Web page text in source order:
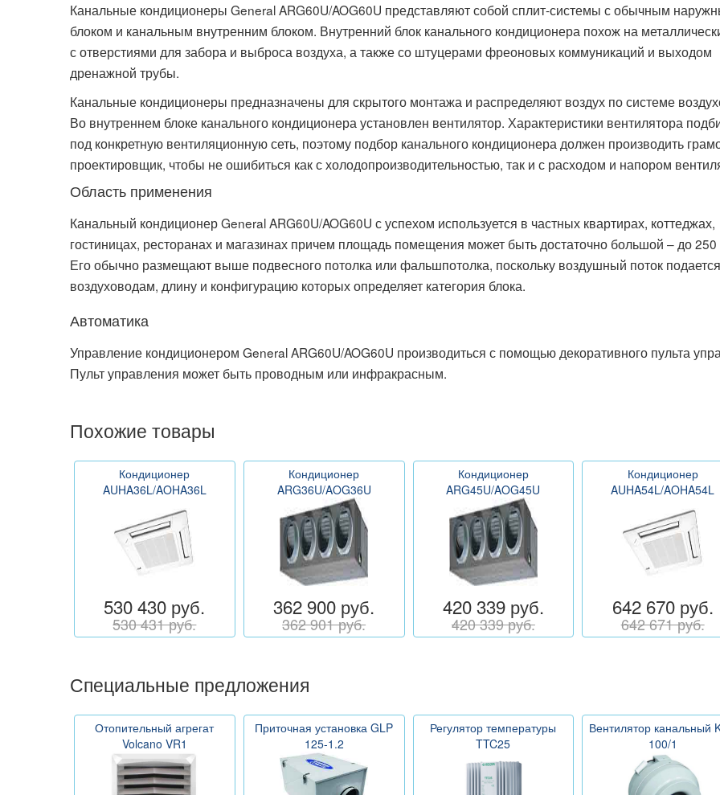
Канальные кондиционеры General ARG60U/AOG60U представляют собой сплит-системы с обычным
блоком и канальным внутренним блоком. Внутренний блок канального кондиционера похож на
с отверстиями для забора и выброса воздуха, а также со штуцерами фреоновых коммуникаций и выходом
дренажной трубы.
Канальные кондиционеры предназначены для скрытого монтажа и распределяют воздух по системе
Во внутреннем блоке канального кондиционера установлен вентилятор. Характеристики вентилятора
под конкретную вентиляционную сеть, поэтому подбор канального кондиционера должен производить
проектировщик, чтобы не ошибиться как с холодопроизводительностью, так и с расходом и напором
Область применения
Канальный кондиционер General ARG60U/AOG60U с успехом используется в частных квартирах, коттеджах,
гостиницах, ресторанах и магазинах причем площадь помещения может быть достаточно большой – до 250
Его обычно размещают выше подвесного потолка или фальшпотолка, поскольку воздушный поток
воздуховодам, длину и конфигурацию которых определяет категория блока.
Автоматика
Управление кондиционером General ARG60U/AOG60U производиться с помощью декоративного пульта
Пульт управления может быть проводным или инфракрасным.
Похожие товары
Кондиционер
AUHA36L/AOHA36L
530 430 руб.
530 431 руб.
Кондиционер
ARG36U/AOG36U
362 900 руб.
362 901 руб.
Кондиционер
ARG45U/AOG45U
420 339 руб.
420 339 руб.
Кондиционер
AUHA54L/AOHA54L
642 670 руб.
642 671 руб.
Специальные предложения
Отопительный агрегат
Volcano VR1
Приточная установка GLP
125-1.2
Регулятор температуры
TTC25
Вентилятор канальный
100/1